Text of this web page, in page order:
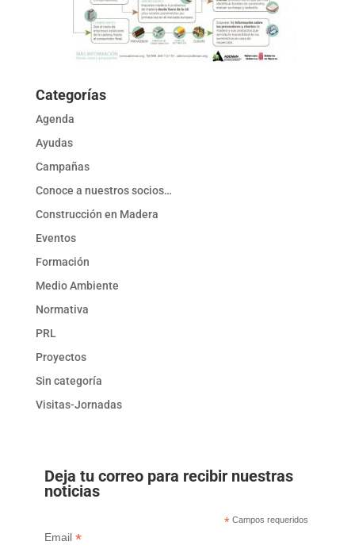
Categorías
Agenda
Ayudas
Campañas
Conoce a nuestros socios…
Construcción en Madera
Eventos
Formación
Medio Ambiente
Normativa
PRL
Proyectos
Sin categoría
Visitas-Jornadas
Deja tu correo para recibir nuestras
noticias
* Campos requeridos
Email *